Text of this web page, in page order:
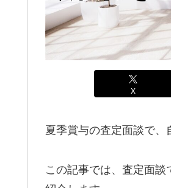
X
夏季賞与の査定面談で
この記事では、査定面